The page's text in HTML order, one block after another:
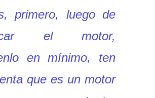
primero, luego de
el motor,
en mínimo, ten
que es un motor